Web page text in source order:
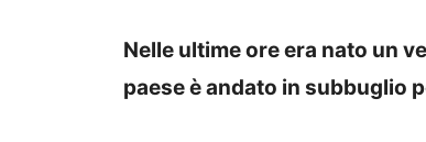
Nelle ultime ore era nato un
paese è andato in subbuglio